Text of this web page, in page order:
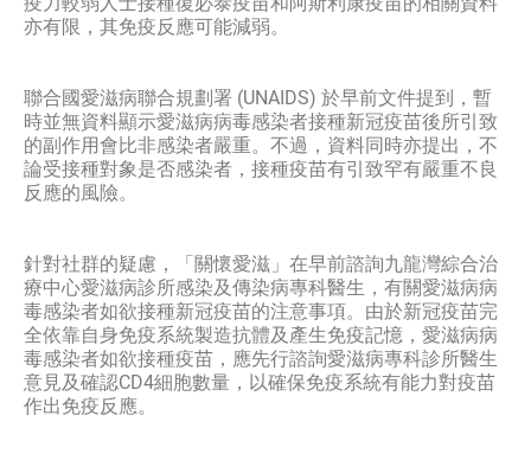
亦有限，其免疫反應可能減弱。
聯合國愛滋病聯合規劃署 (UNAIDS) 於早前文件提到，暫
時並無資料顯示愛滋病病毒感染者接種新冠疫苗後所引致
的副作用會比非感染者嚴重。不過，資料同時亦提出，不
論受接種對象是否感染者，接種疫苗有引致罕有嚴重不良
反應的風險。
針對社群的疑慮，「關懷愛滋」在早前諮詢九龍灣綜合治
療中心愛滋病診所感染及傳染病專科醫生，有關愛滋病病
毒感染者如欲接種新冠疫苗的注意事項。由於新冠疫苗完
全依靠自身免疫系統製造抗體及產生免疫記憶，愛滋病病
毒感染者如欲接種疫苗，應先行諮詢愛滋病專科診所醫生
意見及確認CD4細胞數量，以確保免疫系統有能力對疫苗
作出免疫反應。